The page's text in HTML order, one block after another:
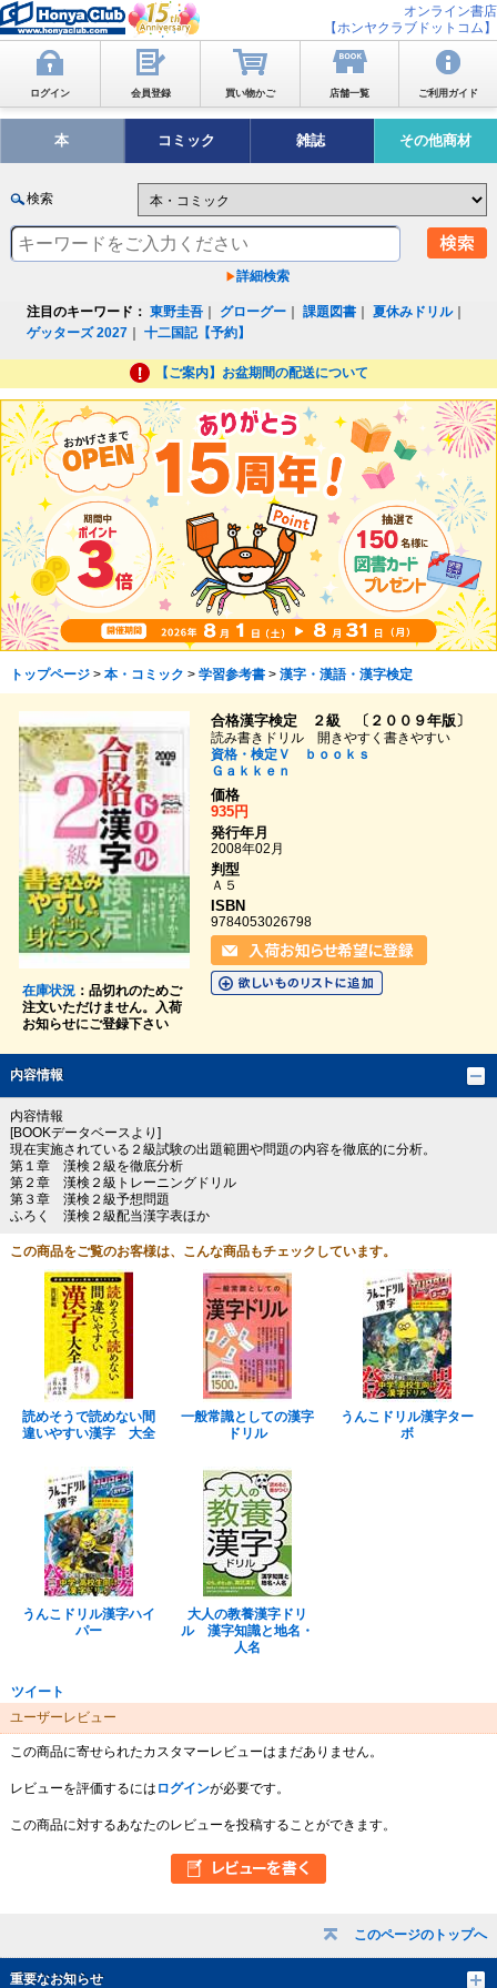
オンライン書店
【ホンヤクラブドットコム】
ログイン 会員登録 買い物かご 店舗一覧 ご利用ガイド
本 コミック 雑誌 その他商材
検索
詳細検索
注目のキーワード： 東野圭吾 グローグー ｜課題図書 ｜夏休みドリル｜
ゲッターズ 2027 ｜十二国記【予約】
【ご案内】お盆期間の配送について
このページのトップへ
重要なお知らせ
トップページ> 本・コミック > 学習参考書> 漢字・漢語・漢字検定
在庫状況：品切れのためご
注文いただけません。入荷
お知らせにご登録下さい
合格漢字検定 ２級 〔２００９年版〕
読み書きドリル 開きやすく書きやすい
資格・検定Ｖ ｂｏｏｋｓ
Ｇａｋｋｅｎ
価格
935円
発行年月
2008年02月
判型
Ａ５
ISBN
9784053026798
内容情報
内容情報
[BOOKデータベースより]
現在実施されている２級試験の出題範囲や問題の内容を徹底的に分析。
第１章 漢検２級を徹底分析
第２章 漢検２級トレーニングドリル
第３章 漢検２級予想問題
ふろく 漢検２級配当漢字表ほか
この商品をご覧のお客様は、こんな商品もチェックしています。
読めそうで読めない間
違いやすい漢字 大全
一般常識としての漢字
ドリル
うんこドリル漢字ター
ボ
うんこドリル漢字ハイ
パー
大人の教養漢字ドリ
ル 漢字知識と地名・
人名
ツイート
ユーザーレビュー
この商品に寄せられたカスタマーレビューはまだありません。
レビューを評価するには ログインが必要です。
この商品に対するあなたのレビューを投稿することができます。